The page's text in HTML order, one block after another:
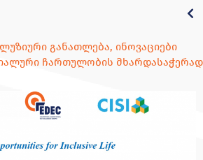
განათლება, ინოვაციები
ჩართულობის მხარდასაჭერად